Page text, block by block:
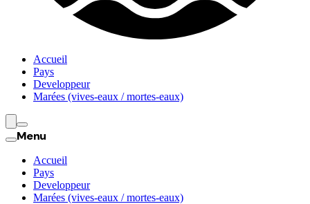
Accueil
Pays
Developpeur
Marées (vives-eaux / mortes-eaux)
Menu
Accueil
Pays
Developpeur
Marées (vives-eaux / mortes-eaux)